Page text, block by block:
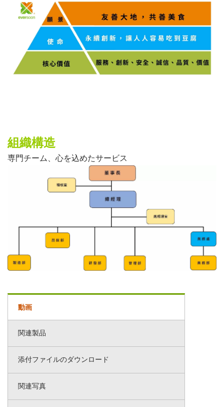
組織構造
専門チーム、心を込めたサービス
動画
関連製品
添付ファイルのダウンロード
関連写真